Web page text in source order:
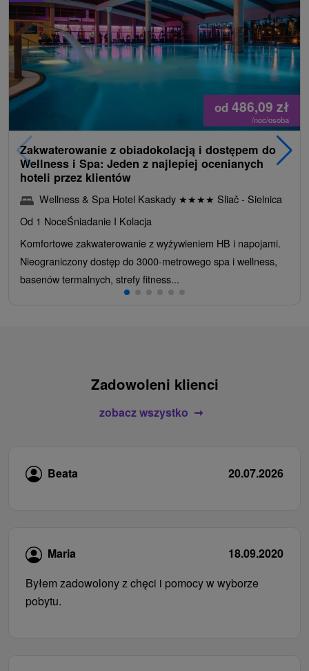
od 486,09 zł
/noc/osoba
Zakwaterowanie z obiadokolacją i dostępem do
Wellness i Spa: Jeden z najlepiej ocenianych
hoteli przez klientów
Wellness & Spa Hotel Kaskady ★★★★ Sliač - Sielnica
Od 1 NoceŚniadanie I Kolacja
Komfortowe zakwaterowanie z wyżywieniem HB i napojami.
Nieograniczony dostęp do 3000-metrowego spa i wellness,
basenów termalnych, strefy fitness...
Zadowoleni klienci
zobacz wszystko
Beata 20.07.2026
Maria
18.09.2020
Byłem zadowolony z chęci i pomocy w wyborze
pobytu.